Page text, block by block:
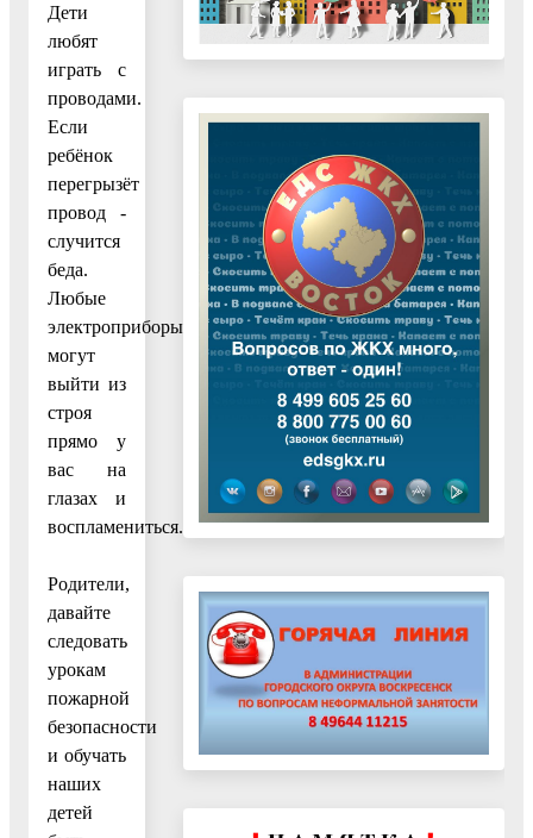
Дети
любят
играть с
проводами.
Если
ребёнок
перегрызёт
провод -
случится
беда.
Любые
электроприборы
могут
выйти из
строя
прямо у
вас на
глазах и
воспламениться.
Родители,
давайте
следовать
урокам
пожарной
безопасности
и обучать
наших
детей